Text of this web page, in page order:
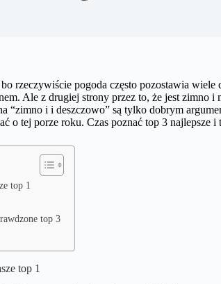
rzeczywiście pogoda często pozostawia wiele
Ale z drugiej strony przez to, że jest zimno i
“zimno i i deszczowo” są tylko dobrym
o tej porze roku. Czas poznać top 3 najlepsze i
top 1
top 3
top 1